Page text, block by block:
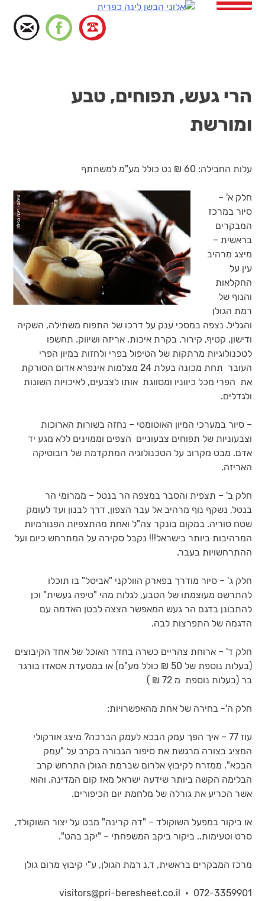
דלג
הרי געש, תפוחים, טבע
ומורשת
עלות החבילה: 60 ₪ נט כולל מע"מ למשתתף
חלק א' –
סיור במרכז
המבקרים
בראשית –
מיצג מרהיב
עין על
החקלאות
והנוף של
רמת הגולן
והגליל. נצפה במסכי ענק על דרכו של התפוח משתילה, השקיה
ודישון, קטיף, קירור, בקרת איכות, אריזה ושיווק. תחשפו
לטכנולוגיות מרתקות של הטיפול בפרי ולחזות במיון הפרי
העובר תחת מכונה בעלת 24 מצלמות אינפרא אדום הסורקת
את הפרי מכל כיווניו ומסווגת אותו לצבעים, לאיכויות השונות
ולגדלים.
– סיור במערכי המיון האוטומטי – נחזה בשורות הארוכות
וצבעוניות של תפוחים צבעוניים הצפים וממוינים ללא מגע יד
אדם. מבט מקרוב על הטכנולוגיה המתקדמת של רובוטיקה
האריזה.
חלק ב' – תצפית והסבר במצפה הר בנטל – ממרומי הר
בנטל, נשקף נוף מרהיב אל עבר הצפון, דרך לבנון ועד לעומק
שטח סוריה. במקום בונקר צה"ל ואחת מהתצפיות הפנורמיות
המרהיבות ביותר בישראל!!! נקבל סקירה על המתרחש כיום ועל
ההתרחשויות בעבר.
חלק ג' – סיור מודרך בפארק הוולקני "אביטל" בו תוכלו
להתרשם מעוצמתו של הטבע, לגלות מהי "טיפה געשית" וכן
להתבונן בדגם הר געש המאפשר הצצה לבטן האדמה עם
הדגמה של התפרצות לבה.
חלק ד' – ארוחת צהריים כשרה בחדר האוכל של אחד הקיבוצים
(בעלות נוספת של 50 ₪ כולל מע"מ) או במסעדת אסאדו בורגר
בר (בעלות נוספת מ 72 ₪ )
חלק ה'- בחירה של אחת מהאפשרויות:
עוז 77 – איך הפך עמק הבכא לעמק הברכה? מיצג אורקולי
המציג בצורה מרגשת את סיפור הגבורה בקרב על "עמק
הבכא". ממזרח לקיבוץ אלרום שברמת הגולן התרחש קרב
הבלימה הקשה ביותר שידעה ישראל מאז קום המדינה, והוא
אשר הכריע את גורלה של מלחמת יום הכיפורים.
או ביקור במפעל השוקולד – "דה קרינה" מבט על יצור השוקולד,
סרט וטעימות.. ביקור ביקב המשפחתי – "יקב בהט".
מרכז המבקרים בראשית, ד.נ רמת הגולן, ע"י קיבוץ מרום גולן
visitors@pri-beresheet.co.il • 072-3359901